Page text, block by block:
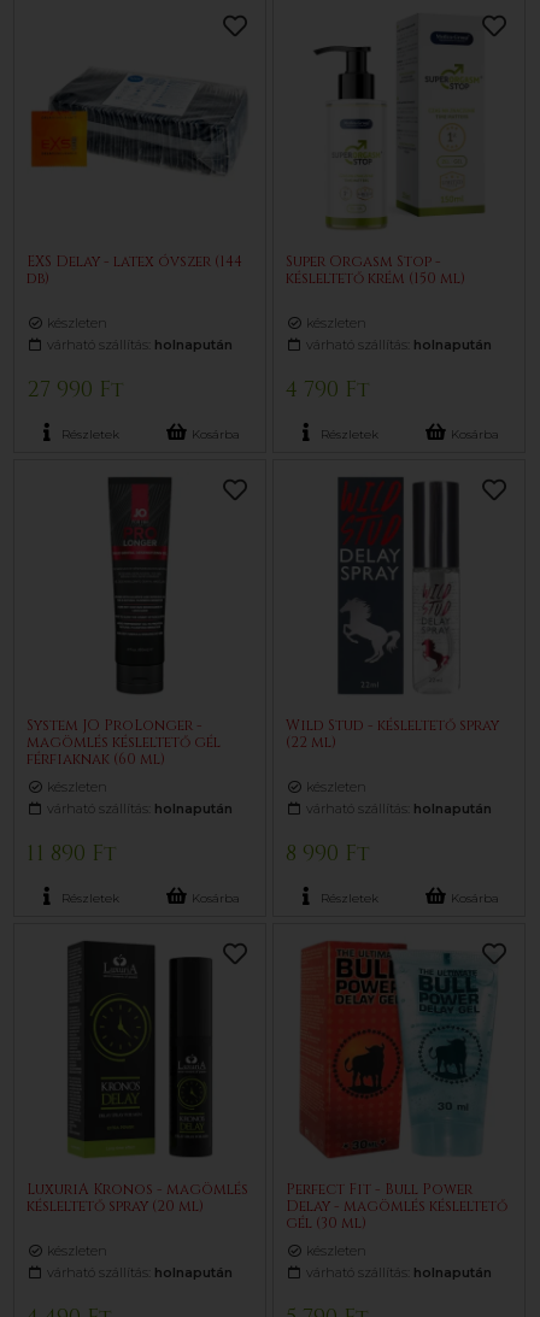
EXS Delay - latex óvszer (144
db)
készleten
várható szállítás: holnapután
27 990 Ft
Részletek Kosárba
Super Orgasm Stop -
késleltető krém (150 ml)
készleten
várható szállítás: holnapután
4 790 Ft
Részletek Kosárba
System JO ProLonger -
magömlés késleltető gél
férfiaknak (60 ml)
készleten
várható szállítás: holnapután
11 890 Ft
Részletek Kosárba
Wild Stud - késleltető spray
(22 ml)
készleten
várható szállítás: holnapután
8 990 Ft
Részletek Kosárba
LuxuriA Kronos - magömlés
késleltető spray (20 ml)
készleten
várható szállítás: holnapután
Perfect Fit - Bull Power
Delay - magömlés késleltető
gél (30 ml)
készleten
várható szállítás: holnapután